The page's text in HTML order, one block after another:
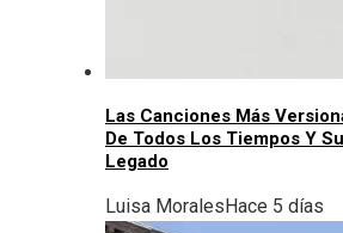
Las Canciones Más
De Todos Los Tiempos Y Su
Legado
Luisa MoralesHace 5 días